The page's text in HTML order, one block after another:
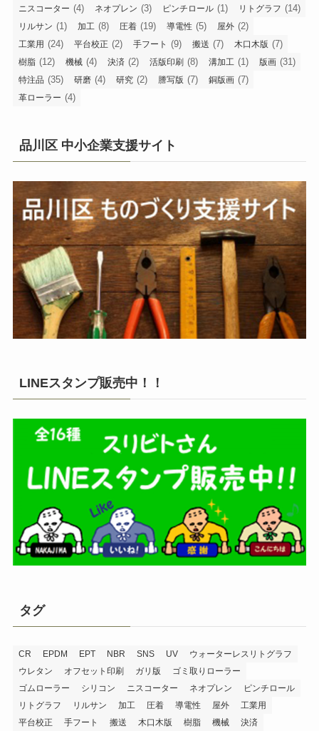
ニスコーター (4) ネオプレン (3) ピンチロール (1) リトグラフ (14)
リルサン (1) 加工 (8) 圧着 (19) 導電性 (5) 屋外 (2)
工業用 (24) 平台校正 (2) 手フート (9) 搬送 (7) 木口木版 (7)
樹脂 (12) 機械 (4) 決済 (2) 活版印刷 (8) 溝加工 (1) 版画 (31)
特注品 (35) 研磨 (4) 研究 (2) 謄写版 (7) 銅版画 (7)
革ローラー (4)
品川区 中小企業支援サイト
LINEスタンプ販売中！！
タグ
CR EPDM EPT NBR SNS UV
ウォーターレスリトグラフ
ウレタン
オフセット印刷 ガリ版
ゴミ取りローラー
ゴムローラー
シリコン ニスコーター ネオプレン
ピンチロール
リトグラフ
リルサン 加工 圧着 導電性 屋外
工業用
平台校正
手フート 搬送 木口木版 樹脂 機械 決済